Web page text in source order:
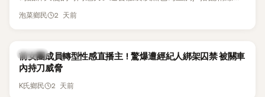
細節，完美襯托出 Jennie 的優雅氣質。
泡菜鄉民 2 天前
K-POP
前女團成員轉型性感直播主！驚爆遭經紀人綁架囚禁 被關車
內持刀威脅
K氏鄉民 2 天前